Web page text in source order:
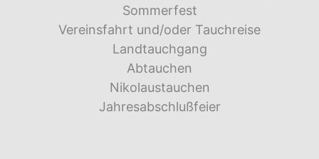
Sommerfest
Vereinsfahrt und/oder Tauchreise
Landtauchgang
Abtauchen
Nikolaustauchen
Jahresabschlußfeier